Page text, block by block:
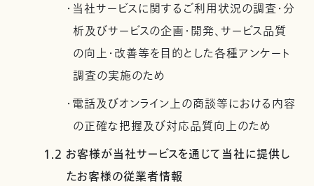
・当社サービスに関するご利用状況の調査・分
析及びサービスの企画・開発、サービス品質
の向上・改善等を目的とした各種アンケート
調査の実施のため
・電話及びオンライン上の商談等における内容
の正確な把握及び対応品質向上のため
1.2 お客様が当社サービスを通じて当社に提供し
たお客様の従業者情報